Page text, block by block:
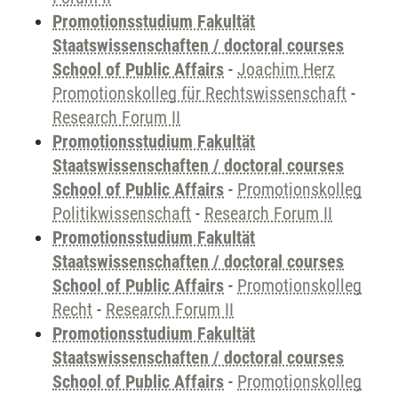
Promotionsstudium Fakultät
Staatswissenschaften / doctoral courses
School of Public Affairs - Joachim Herz
Promotionskolleg für Rechtswissenschaft -
Research Forum II
Promotionsstudium Fakultät
Staatswissenschaften / doctoral courses
School of Public Affairs - Promotionskolleg
Politikwissenschaft - Research Forum II
Promotionsstudium Fakultät
Staatswissenschaften / doctoral courses
School of Public Affairs - Promotionskolleg
Recht - Research Forum II
Promotionsstudium Fakultät
Staatswissenschaften / doctoral courses
School of Public Affairs - Promotionskolleg